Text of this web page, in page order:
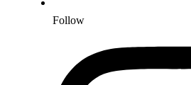
Follow